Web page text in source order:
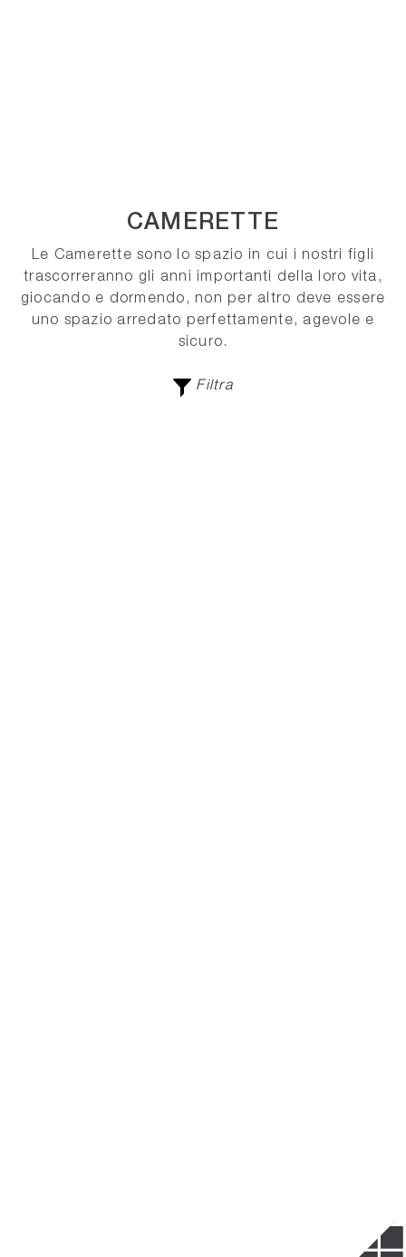
CAMERETTE
Le Camerette sono lo spazio in cui i nostri figli
trascorreranno gli anni importanti della loro vita,
giocando e dormendo, non per altro deve essere
uno spazio arredato perfettamente, agevole e
sicuro.
Filtra